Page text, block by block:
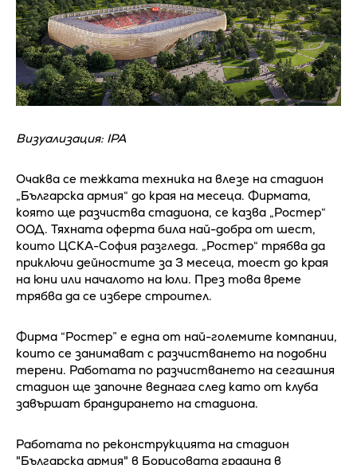
Визуализация: IPA
Очаква се тежката техника на влезе на стадион
„Българска армия“ до края на месеца. Фирмата,
която ще разчиства стадиона, се казва „Ростер“
ООД. Тяхната оферта била най-добра от шест,
които ЦСКА-София разгледа. „Ростер“ трябва да
приключи дейностите за 3 месеца, тоест до края
на юни или началото на юли. През това време
трябва да се избере строител.
Фирма “Ростер” е една от най-големите компании,
които се занимават с разчистването на подобни
терени. Работата по разчистването на сегашния
стадион ще започне веднага след като от клуба
завършат брандирането на стадиона.
Работата по реконструкцията на стадион
"Българска армия" в Борисовата градина в